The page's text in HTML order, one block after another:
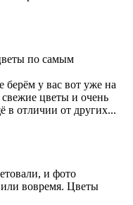
по самым
берём у вас вот уже на
цветы и очень
в отличии от других...
и фото
вовремя. Цветы